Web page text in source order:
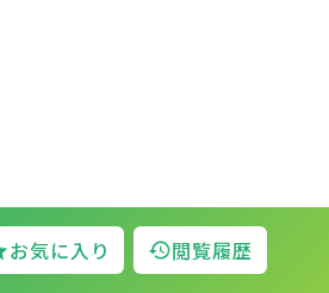
お気に入り 閲覧履歴